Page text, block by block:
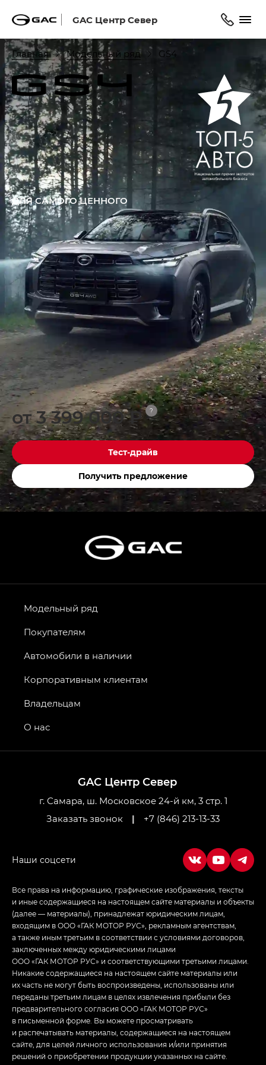
GAC Центр Север
Главная Модельный ряд GS4
ДЛЯ САМОГО ЦЕННОГО
от 3 399 000 ₽ ?
Тест-драйв
Получить предложение
GAC Центр Север
г. Самара, ш. Московское 24-й км, 3 стр. 1
Заказать звонок
| +7 (846) 213-13-33
Модельный ряд
Покупателям
Автомобили в наличии
Корпоративным клиентам
Владельцам
О нас
Все права на информацию, графические изображения, тексты
и иные содержащиеся на настоящем сайте материалы и объекты
(далее — материалы), принадлежат юридическим лицам,
входящим в ООО «ГАК МОТОР РУС», рекламным агентствам,
а также иным третьим в соответствии с условиями договоров,
заключенных между юридическими лицами
ООО «ГАК МОТОР РУС» и соответствующими третьими лицами.
Никакие содержащиеся на настоящем сайте материалы или
их часть не могут быть воспроизведены, использованы или
переданы третьим лицам в целях извлечения прибыли без
предварительного согласия ООО «ГАК МОТОР РУС»
в письменной форме. Вы можете просматривать
и распечатывать материалы, содержащиеся на настоящем
сайте, для целей личного использования и/или принятия
решений о приобретении продукции указанных на сайте.